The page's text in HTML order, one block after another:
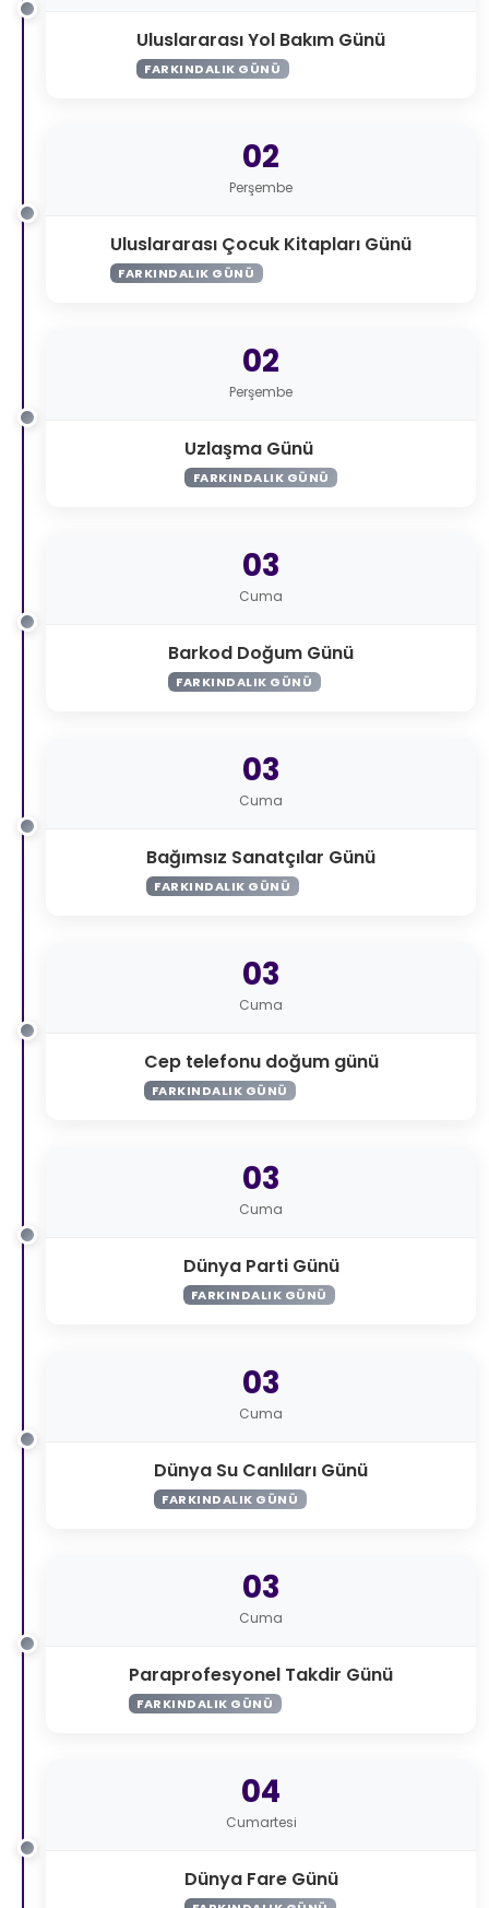
Uluslararası Yol Bakım Günü
FARKINDALIK GÜNÜ
02
Perşembe
Uluslararası Çocuk Kitapları Günü
FARKINDALIK GÜNÜ
02
Perşembe
Uzlaşma Günü
FARKINDALIK GÜNÜ
03
Cuma
Barkod Doğum Günü
FARKINDALIK GÜNÜ
03
Cuma
Bağımsız Sanatçılar Günü
FARKINDALIK GÜNÜ
03
Cuma
Cep telefonu doğum günü
FARKINDALIK GÜNÜ
03
Cuma
Dünya Parti Günü
FARKINDALIK GÜNÜ
03
Cuma
Dünya Su Canlıları Günü
FARKINDALIK GÜNÜ
03
Cuma
Paraprofesyonel Takdir Günü
FARKINDALIK GÜNÜ
04
Cumartesi
Dünya Fare Günü